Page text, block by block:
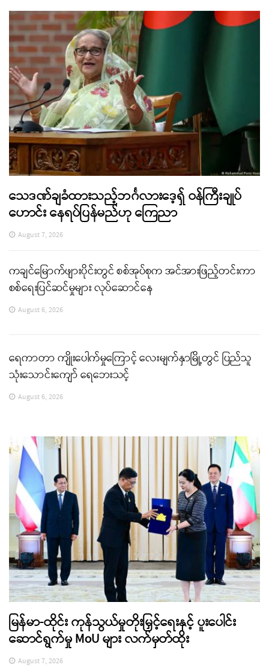
သေဒဏ်ချခံထားသည့်ဘင်္ဂလားဒေ့ရှ် ဝန်ကြီးချုပ်
ဟောင်း နေရပ်ပြန်မည်ဟု ကြေညာ
August 7, 2026
ကချင်မြောက်ဖျားပိုင်းတွင် စစ်အုပ်စုက အင်အားဖြည့်တင်းကာ
စစ်ရေးပြင်ဆင်မှုများ လုပ်ဆောင်နေ
August 6, 2026
ရေကာတာ ကျိုးပေါက်မှုကြောင့် လေးမျက်နှာမြို့တွင် ပြည်သူ
သုံးသောင်းကျော် ရေဘေးသင့်
August 6, 2026
မြန်မာ-ထိုင်း ကုန်သွယ်မှုတိုးမြှင့်ရေးနှင့် ပူးပေါင်း
ဆောင်ရွက်မှု MoU များ လက်မှတ်ထိုး
August 7, 2026